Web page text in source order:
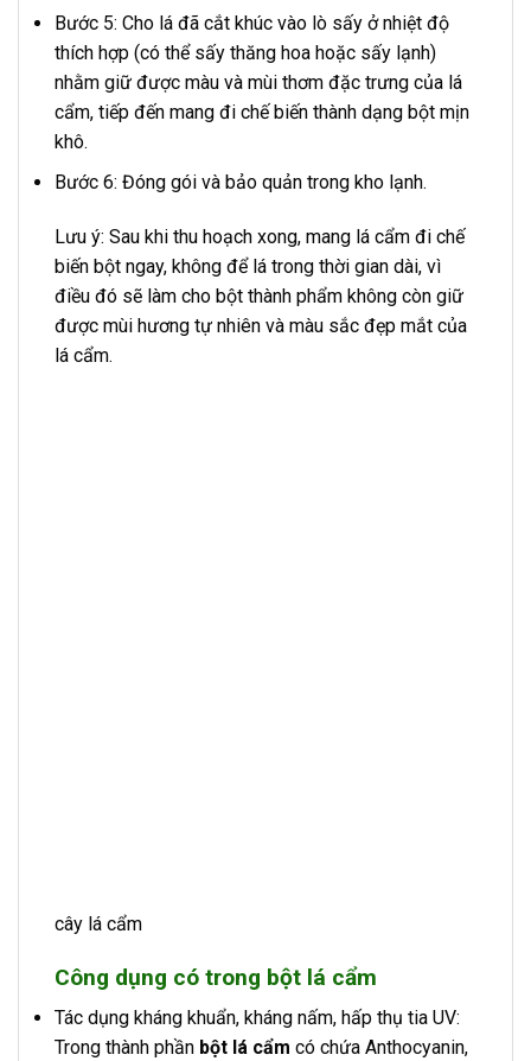
Bước 5: Cho lá đã cắt khúc vào lò sấy ở nhiệt độ
thích hợp (có thể sấy thăng hoa hoặc sấy lạnh)
nhằm giữ được màu và mùi thơm đặc trưng của lá
cẩm, tiếp đến mang đi chế biến thành dạng bột mịn
khô.
Bước 6: Đóng gói và bảo quản trong kho lạnh.
Lưu ý: Sau khi thu hoạch xong, mang lá cẩm đi chế
biến bột ngay, không để lá trong thời gian dài, vì
điều đó sẽ làm cho bột thành phẩm không còn giữ
được mùi hương tự nhiên và màu sắc đẹp mắt của
lá cẩm.
cây lá cẩm
Công dụng có trong bột lá cẩm
Tác dụng kháng khuẩn, kháng nấm, hấp thụ tia UV:
Trong thành phần bột lá cẩm có chứa Anthocyanin,